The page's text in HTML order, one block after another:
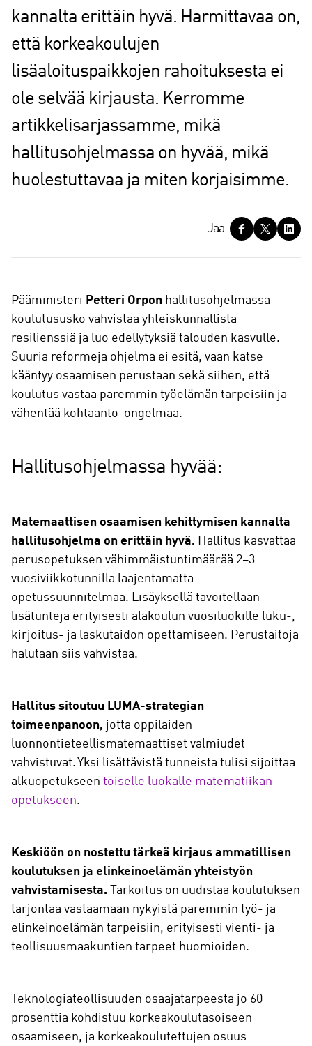
kannalta erittäin hyvä. Harmittavaa on,
että korkeakoulujen
lisäaloituspaikkojen rahoituksesta ei
ole selvää kirjausta. Kerromme
artikkelisarjassamme, mikä
hallitusohjelmassa on hyvää, mikä
huolestuttavaa ja miten korjaisimme.
a
Jaa
Pääministeri Petteri Orpon hallitusohjelmassa
koulutususko vahvistaa yhteiskunnallista
resilienssiä ja luo edellytyksiä talouden kasvulle.
Suuria reformeja ohjelma ei esitä, vaan katse
kääntyy osaamisen perustaan sekä siihen, että
koulutus vastaa paremmin työelämän tarpeisiin ja
vähentää kohtaanto-ongelmaa.
Hallitusohjelmassa hyvää:
Matemaattisen osaamisen kehittymisen kannalta
hallitusohjelma on erittäin hyvä. Hallitus kasvattaa
perusopetuksen vähimmäistuntimäärää 2–3
vuosiviikkotunnilla laajentamatta
opetussuunnitelmaa. Lisäyksellä tavoitellaan
lisätunteja erityisesti alakoulun vuosiluokille luku-,
kirjoitus- ja laskutaidon opettamiseen. Perustaitoja
halutaan siis vahvistaa.
Hallitus sitoutuu LUMA-strategian
toimeenpanoon, jotta oppilaiden
luonnontieteellismatemaattiset valmiudet
vahvistuvat. Yksi lisättävistä tunneista tulisi sijoittaa
alkuopetukseen toiselle luokalle matematiikan
opetukseen.
Keskiöön on nostettu tärkeä kirjaus ammatillisen
koulutuksen ja elinkeinoelämän yhteistyön
vahvistamisesta. Tarkoitus on uudistaa koulutuksen
tarjontaa vastaamaan nykyistä paremmin työ- ja
elinkeinoelämän tarpeisiin, erityisesti vienti- ja
teollisuusmaakuntien tarpeet huomioiden.
Teknologiateollisuuden osaajatarpeesta jo 60
prosenttia kohdistuu korkeakoulutasoiseen
osaamiseen, ja korkeakoulutettujen osuus